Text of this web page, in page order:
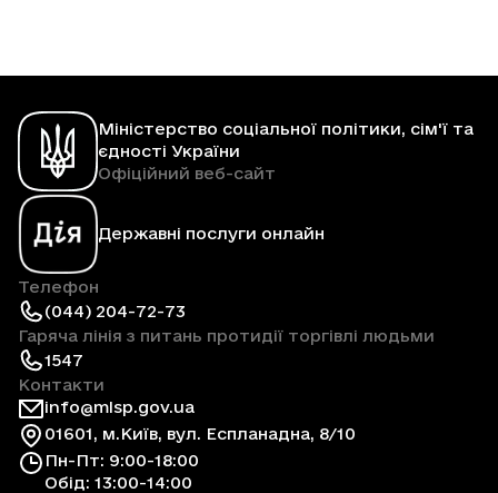
Міністерство соціальної політики, сім'ї та
єдності України
Офіційний веб-сайт
Державні послуги онлайн
Телефон
(044) 204-72-73
Гаряча лінія з питань протидії торгівлі людьми
1547
Контакти
info@mlsp.gov.ua
01601, м.Київ, вул. Еспланадна, 8/10
Пн-Пт: 9:00-18:00
Обід: 13:00-14:00